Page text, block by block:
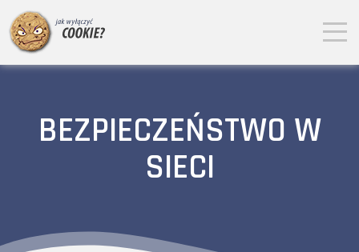
BEZPIECZEŃSTWO W
SIECI